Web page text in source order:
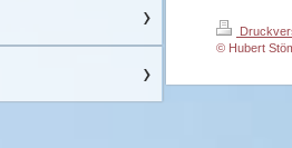
© Hubert